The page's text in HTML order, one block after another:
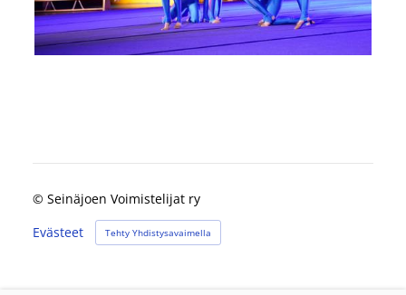
© Seinäjoen Voimistelijat ry
Evästeet
Tehty Yhdistysavaimella